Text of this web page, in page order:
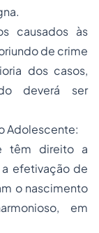
causados às
de crime
dos casos,
deverá ser
Adolescente:
têm direito a
efetivação de
o nascimento
em